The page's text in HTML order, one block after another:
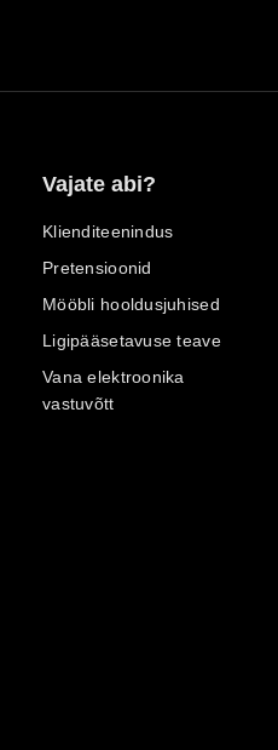
Vajate abi?
Klienditeenindus
Pretensioonid
Mööbli hooldusjuhised
Ligipääsetavuse teave
Vana elektroonika
vastuvõtt